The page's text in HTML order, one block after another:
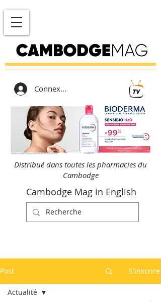
Connexion
Distribué dans toutes les pharmacies du
Cambodge
Cambodge Mag in English
Post S'inscrire
Actualité